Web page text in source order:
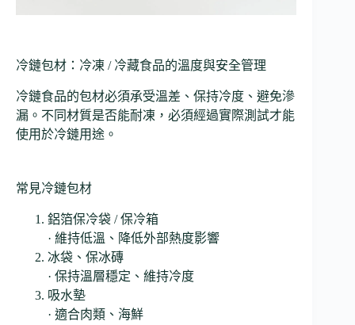
冷鏈包材：冷凍 / 冷藏食品的溫度與安全管理
冷鏈食品的包材必須承受溫差、保持冷度、避免滲
漏。不同材質是否能耐凍，必須經過實際測試才能
使用於冷鏈用途。
常見冷鏈包材
鋁箔保冷袋 / 保冷箱
· 維持低溫、降低外部熱度影響
冰袋、保冰磚
· 保持溫層穩定、維持冷度
吸水墊
· 適合肉類、海鮮